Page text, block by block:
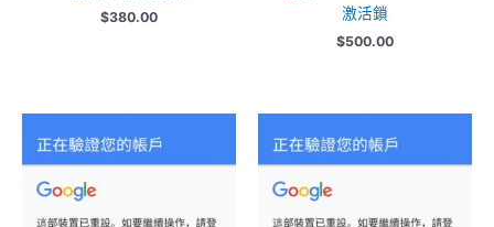
$380.00
激活鎖
$500.00